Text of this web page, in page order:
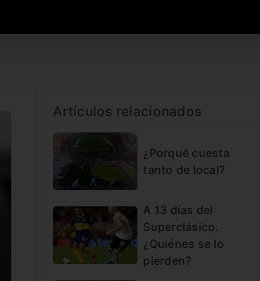
Artículos relacionados
¿Porqué cuesta
tanto de local?
A 13 días del
Superclásico.
¿Quiénes se lo
pierden?